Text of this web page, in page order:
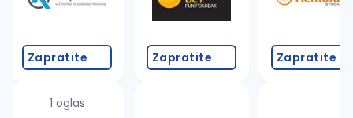
Zapratite
1 oglas
Zapratite Zapratite